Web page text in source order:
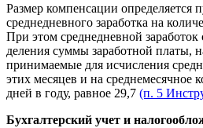
Размер компенсации определяется
среднедневного заработка на
При этом среднедневной заработок
деления суммы заработной платы,
принимаемые для исчисления
этих месяцев и на среднемесячное
дней в году, равное 29,7 (п. 5
Бухгалтерский учет и